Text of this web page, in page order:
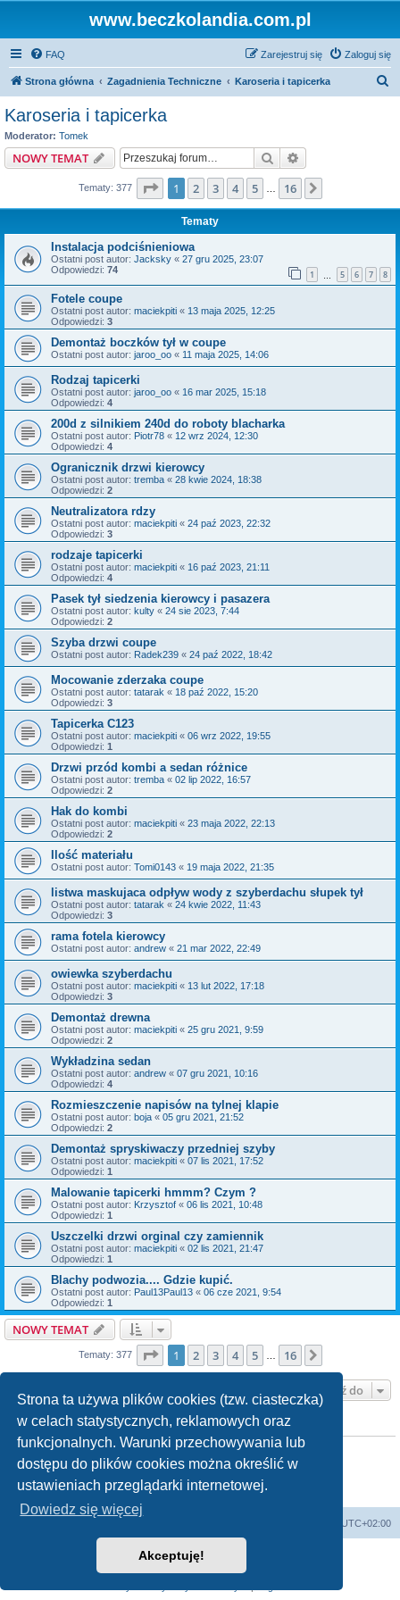
Strona ta używa plików cookies (tzw. ciasteczka)
w celach statystycznych, reklamowych oraz
funkcjonalnych. Warunki przechowywania lub
dostępu do plików cookies można określić w
ustawieniach przeglądarki internetowej.
Dowiedz się więcej
Akceptuję!
www.beczkolandia.com.pl
FAQ Zaloguj się
Zarejestruj się
Strona główna Zagadnienia Techniczne Karoseria i tapicerka
Karoseria i tapicerka
Moderator: Tomek
NOWY TEMAT Szukaj
Tematy: 377 Strona1 z16
1 2 3 4 5 16
Tematy
Instalacja podciśnieniowa
Ostatni post autor: Jacksky « 27 gru 2025, 23:07
Odpowiedzi: 74 1 5 6 7 8
Fotele coupe
Ostatni post autor: maciekpiti « 13 maja 2025, 12:25
Odpowiedzi: 3
Demontaż boczków tył w coupe
Ostatni post autor: jaroo_oo « 11 maja 2025, 14:06
Rodzaj tapicerki
Ostatni post autor: jaroo_oo « 16 mar 2025, 15:18
Odpowiedzi: 4
200d z silnikiem 240d do roboty blacharka
Ostatni post autor: Piotr78 « 12 wrz 2024, 12:30
Odpowiedzi: 4
Ogranicznik drzwi kierowcy
Ostatni post autor: tremba « 28 kwie 2024, 18:38
Odpowiedzi: 2
Neutralizatora rdzy
Ostatni post autor: maciekpiti « 24 paź 2023, 22:32
Odpowiedzi: 3
rodzaje tapicerki
Ostatni post autor: maciekpiti « 16 paź 2023, 21:11
Odpowiedzi: 4
Pasek tył siedzenia kierowcy i pasazera
Ostatni post autor: kulty « 24 sie 2023, 7:44
Odpowiedzi: 2
Szyba drzwi coupe
Ostatni post autor: Radek239 « 24 paź 2022, 18:42
Mocowanie zderzaka coupe
Ostatni post autor: tatarak « 18 paź 2022, 15:20
Odpowiedzi: 3
Tapicerka C123
Ostatni post autor: maciekpiti « 06 wrz 2022, 19:55
Odpowiedzi: 1
Drzwi przód kombi a sedan różnice
Ostatni post autor: tremba « 02 lip 2022, 16:57
Odpowiedzi: 2
Hak do kombi
Ostatni post autor: maciekpiti « 23 maja 2022, 22:13
Odpowiedzi: 2
Ilość materiału
Ostatni post autor: Tomi0143 « 19 maja 2022, 21:35
listwa maskujaca odpływ wody z szyberdachu słupek tył
Ostatni post autor: tatarak « 24 kwie 2022, 11:43
Odpowiedzi: 3
rama fotela kierowcy
Ostatni post autor: andrew « 21 mar 2022, 22:49
owiewka szyberdachu
Ostatni post autor: maciekpiti « 13 lut 2022, 17:18
Odpowiedzi: 3
Demontaż drewna
Ostatni post autor: maciekpiti « 25 gru 2021, 9:59
Odpowiedzi: 2
Wykładzina sedan
Ostatni post autor: andrew « 07 gru 2021, 10:16
Odpowiedzi: 4
Rozmieszczenie napisów na tylnej klapie
Ostatni post autor: boja « 05 gru 2021, 21:52
Odpowiedzi: 2
Demontaż spryskiwaczy przedniej szyby
Ostatni post autor: maciekpiti « 07 lis 2021, 17:52
Odpowiedzi: 1
Malowanie tapicerki hmmm? Czym ?
Ostatni post autor: Krzysztof « 06 lis 2021, 10:48
Odpowiedzi: 1
Uszczelki drzwi orginal czy zamiennik
Ostatni post autor: maciekpiti « 02 lis 2021, 21:47
Odpowiedzi: 1
Blachy podwozia.... Gdzie kupić.
Ostatni post autor: Paul13Paul13 « 06 cze 2021, 9:54
Odpowiedzi: 1
NOWY TEMAT
Tematy: 377 Strona1 z16
1 2 3 4 5 16
Przejdź do
TWOJE UPRAWNIENIA NA TYM FORUM
Nie możesztworzyć nowych tematów
Nie możesz
odpowiadać w tematach
Nie możeszzmieniać swoich postów
Nie możeszusuwać swoich postów
dodawać załączników
UTC+02:00
Technologię dostarczaphpBB® Forum Software © phpBB Limited
Polski pakiet językowy dostarcza